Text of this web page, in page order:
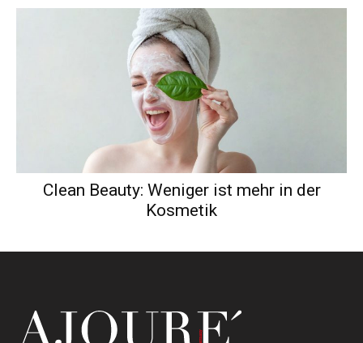
Clean Beauty: Weniger ist mehr in der
Kosmetik